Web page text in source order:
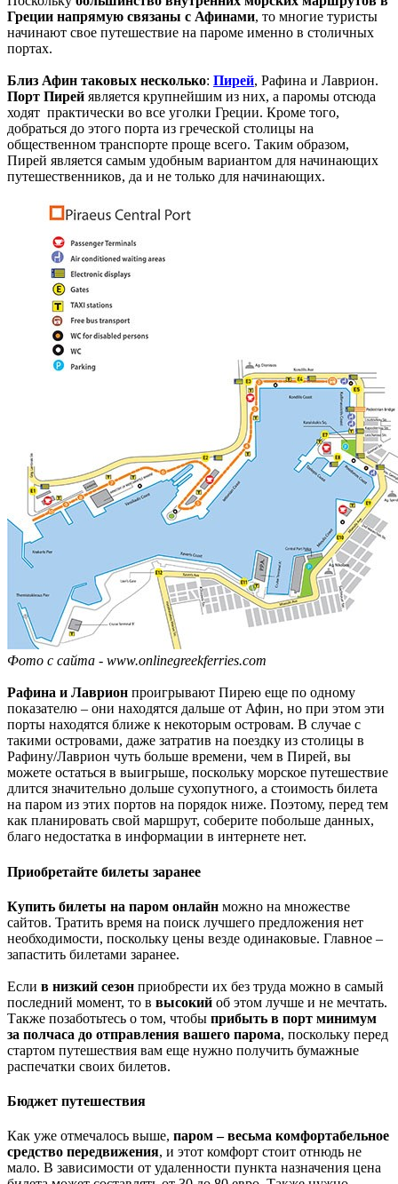
Греции напрямую связаны с Афинами, то многие туристы
начинают свое путешествие на пароме именно в столичных
портах.
Близ Афин таковых несколько: Пирей, Рафина и Лаврион.
Порт Пирей является крупнейшим из них, а паромы отсюда
ходят практически во все уголки Греции. Кроме того,
добраться до этого порта из греческой столицы на
общественном транспорте проще всего. Таким образом,
Пирей является самым удобным вариантом для начинающих
путешественников, да и не только для начинающих.
Фото с сайта - www.onlinegreekferries.com
Рафина и Лаврион проигрывают Пирею еще по одному
показателю – они находятся дальше от Афин, но при этом эти
порты находятся ближе к некоторым островам. В случае с
такими островами, даже затратив на поездку из столицы в
Рафину/Лаврион чуть больше времени, чем в Пирей, вы
можете остаться в выигрыше, поскольку морское путешествие
длится значительно дольше сухопутного, а стоимость билета
на паром из этих портов на порядок ниже. Поэтому, перед тем
как планировать свой маршрут, соберите побольше данных,
благо недостатка в информации в интернете нет.
Приобретайте билеты заранее
Купить билеты на паром онлайн можно на множестве
сайтов. Тратить время на поиск лучшего предложения нет
необходимости, поскольку цены везде одинаковые. Главное –
запастить билетами заранее.
Если в низкий сезон приобрести их без труда можно в самый
последний момент, то в высокий об этом лучше и не мечтать.
Также позаботьтесь о том, чтобы прибыть в порт минимум
за полчаса до отправления вашего парома, поскольку перед
стартом путешествия вам еще нужно получить бумажные
распечатки своих билетов.
Бюджет путешествия
Как уже отмечалось выше, паром – весьма комфортабельное
средство передвижения, и этот комфорт стоит отнюдь не
мало. В зависимости от удаленности пункта назначения цена